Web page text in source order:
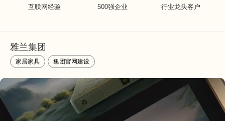
互联网经验 500强企业 行业龙头客户
雅兰集团
家居家具 集团官网建设